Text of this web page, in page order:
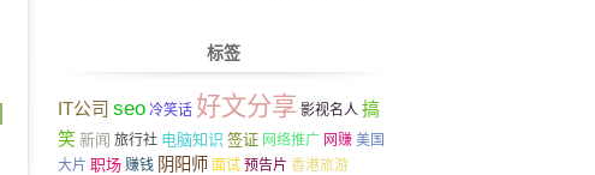
标签
IT公司 seo 冷笑话 好文分享 影视名人 搞
笑 新闻 旅行社 电脑知识 签证 网络推广 网赚 美国
大片 职场 赚钱 阴阳师 面试 预告片 香港旅游